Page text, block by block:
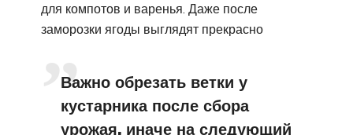
для компотов и варенья. Даже после
заморозки ягоды выглядят прекрасно
Важно обрезать ветки у
кустарника после сбора
урожая, иначе на следующий